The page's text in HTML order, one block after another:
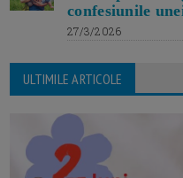
confesiunile
27/3/2026
ULTIMILE ARTICOLE